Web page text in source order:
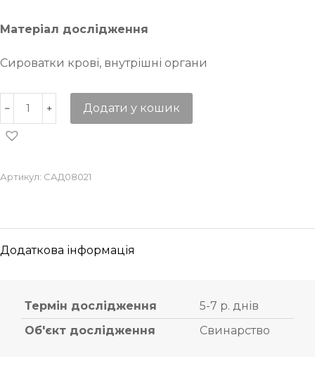
Матеріал дослідження
Сироватки крові, внутрішні органи
Додати у кошик
Артикул: САД08021
Додаткова інформація
Термін дослідження
5-7 р. днів
Об'єкт дослідження
Свинарство